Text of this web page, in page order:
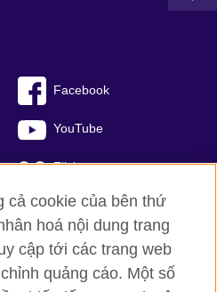
Facebook
YouTube
Flickr
TikTok
cả cookie của bên thứ
hoá nội dung trang
cập tới các trang web
quảng cáo. Một số